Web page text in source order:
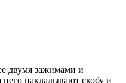
двумя зажимами и
накладывают скобу и